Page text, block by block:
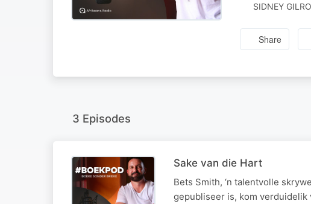
AUTHORED
SIDNEY
Share
3 Episodes
Sake van die Hart
Bets Smith, ‘n talentvolle
gepubliseer is, kom verduidelik